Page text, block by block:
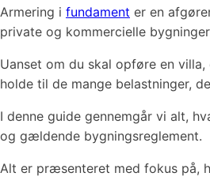
Armering i fundament er en
private og kommercielle
Uanset om du skal opføre en
holde til de mange belastninger,
I denne guide gennemgår vi alt,
og gældende bygningsreglement.
Alt er præsenteret med fokus på,